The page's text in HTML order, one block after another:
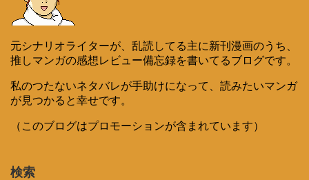
元シナリオライターが、乱読してる主に新刊漫画のうち、
推しマンガの感想レビュー備忘録を書いてるブログです。
私のつたないネタバレが手助けになって、読みたいマンガ
が見つかると幸せです。
（このブログはプロモーションが含まれています）
検索